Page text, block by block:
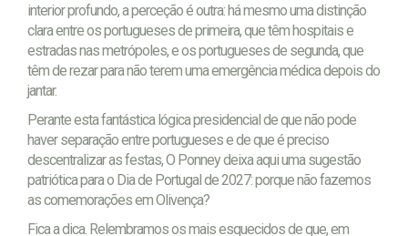
interior profundo, a perceção é outra: há mesmo uma distinção
clara entre os portugueses de primeira, que têm hospitais e
estradas nas metrópoles, e os portugueses de segunda, que
têm de rezar para não terem uma emergência médica depois do
jantar.
Perante esta fantástica lógica presidencial de que não pode
haver separação entre portugueses e de que é preciso
descentralizar as festas, O Ponney deixa aqui uma sugestão
patriótica para o Dia de Portugal de 2027: porque não fazemos
as comemorações em Olivença?
Fica a dica. Relembramos os mais esquecidos de que, em